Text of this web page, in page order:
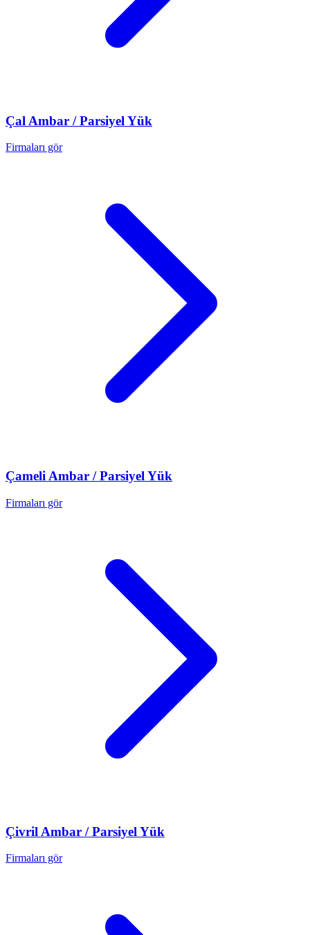
Çal Ambar / Parsiyel Yük
Firmaları gör
Çameli Ambar / Parsiyel Yük
Firmaları gör
Çivril Ambar / Parsiyel Yük
Firmaları gör